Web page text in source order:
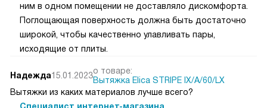
ним в одном помещении не доставляло дискомфорта.
Поглощающая поверхность должна быть достаточно
широкой, чтобы качественно улавливать пары,
исходящие от плиты.
Надежда15.01.2023о товаре:
Вытяжка Elica STRIPE IX/A/60/LX
Вытяжки из каких материалов лучше всего?
Специалист интернет-магазина